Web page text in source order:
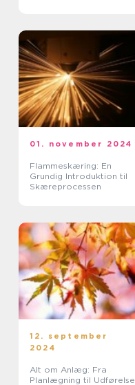
01. november 2024
Flammeskæring: En
Grundig Introduktion til
Skæreprocessen
12. september
2024
Alt om Anlæg: Fra
Planlægning til Udførelse